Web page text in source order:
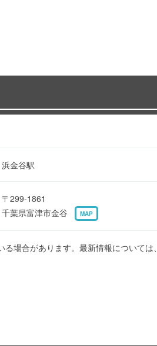
浜金谷駅
〒299-1861
千葉県富津市金谷
MAP
場合があります。最新情報については